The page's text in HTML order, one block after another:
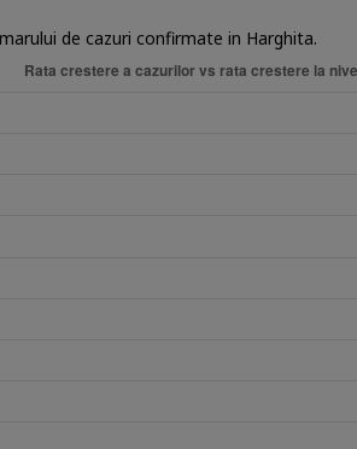
de cazuri confirmate in Harghita.